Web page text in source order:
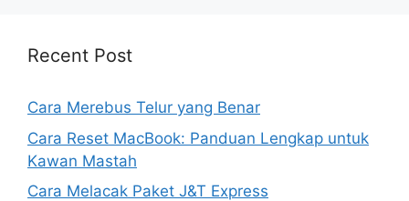
Recent Post
Cara Merebus Telur yang Benar
Cara Reset MacBook: Panduan Lengkap untuk
Kawan Mastah
Cara Melacak Paket J&T Express